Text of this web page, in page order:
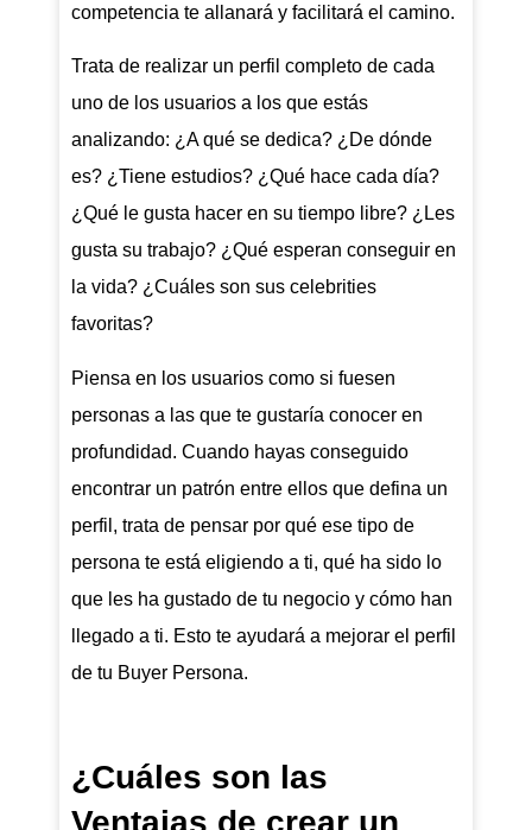
competencia te allanará y facilitará el camino.
Trata de realizar un perfil completo de cada
uno de los usuarios a los que estás
analizando: ¿A qué se dedica? ¿De dónde
es? ¿Tiene estudios? ¿Qué hace cada día?
¿Qué le gusta hacer en su tiempo libre? ¿Les
gusta su trabajo? ¿Qué esperan conseguir en
la vida? ¿Cuáles son sus celebrities
favoritas?
Piensa en los usuarios como si fuesen
personas a las que te gustaría conocer en
profundidad. Cuando hayas conseguido
encontrar un patrón entre ellos que defina un
perfil, trata de pensar por qué ese tipo de
persona te está eligiendo a ti, qué ha sido lo
que les ha gustado de tu negocio y cómo han
llegado a ti. Esto te ayudará a mejorar el perfil
de tu Buyer Persona.
¿Cuáles son las
Ventajas de crear un